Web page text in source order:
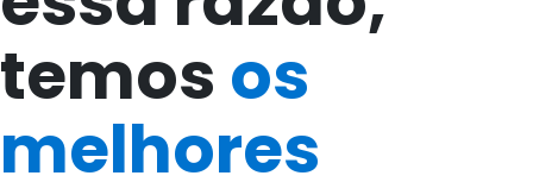
temos os
melhores